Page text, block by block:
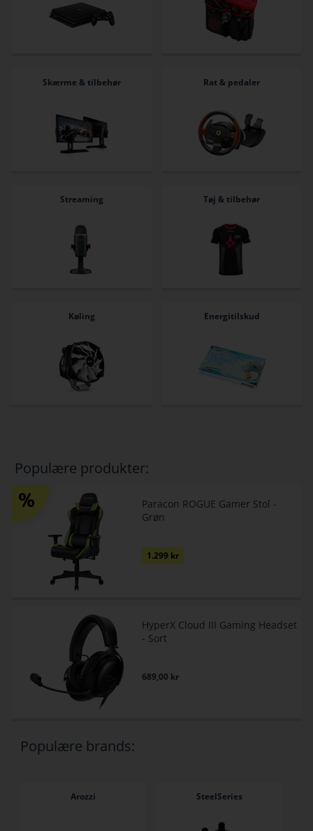
Skærme & tilbehør Rat & pedaler
Streaming Tøj & tilbehør
Køling Energitilskud
Populære produkter:
Paracon ROGUE Gamer Stol -
Grøn
1.299 kr
HyperX Cloud III Gaming Headset
- Sort
689,00 kr
Populære brands:
Arozzi SteelSeries